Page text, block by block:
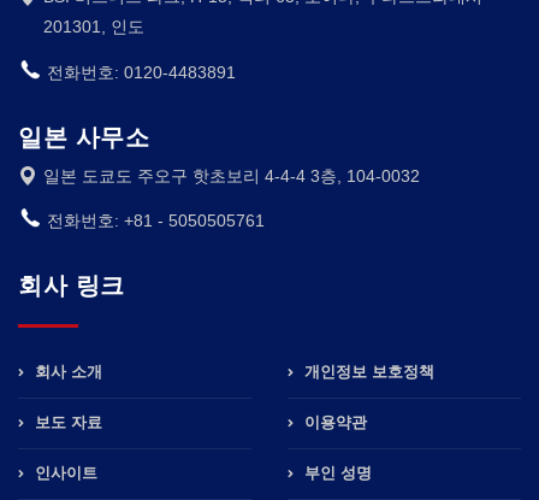
201301, 인도
전화번호: 0120-4483891
일본 사무소
일본 도쿄도 주오구 핫초보리 4-4-4 3층, 104-0032
전화번호: +81 - 5050505761
회사 링크
회사 소개
보도 자료
인사이트
개인정보 보호정책
이용약관
부인 성명